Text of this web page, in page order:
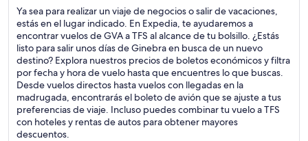
Ya sea para realizar un viaje de negocios o salir de vacaciones,
estás en el lugar indicado. En Expedia, te ayudaremos a
encontrar vuelos de GVA a TFS al alcance de tu bolsillo. ¿Estás
listo para salir unos días de Ginebra en busca de un nuevo
destino? Explora nuestros precios de boletos económicos y filtra
por fecha y hora de vuelo hasta que encuentres lo que buscas.
Desde vuelos directos hasta vuelos con llegadas en la
madrugada, encontrarás el boleto de avión que se ajuste a tus
preferencias de viaje. Incluso puedes combinar tu vuelo a TFS
con hoteles y rentas de autos para obtener mayores
descuentos.